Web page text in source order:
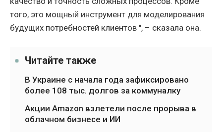
того, это мощный инструмент для моделирования
будущих потребностей клиентов ", – сказала она.
Читайте также
В Украине с начала года зафиксировано
более 108 тыс. долгов за коммуналку
Акции Amazon взлетели после прорыва в
облачном бизнесе и ИИ